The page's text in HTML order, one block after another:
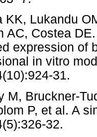
KK, Lukandu
AC, Costea
expression of
in vitro
31.
M, Bruckner-
P, et al. A
32.